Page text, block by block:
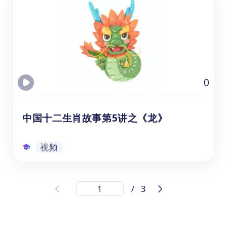
通过观看的生肖牛视频课资源，可以帮助年龄
在3-8岁的幼儿园、学前班和1-3年级的学生，
在学习中文和文化教育时提升他们的听力、词
汇量和理解能力。通过观看视频，学生学习十
二生肖中牛的传说，和它在中国文化的象征寓
0
中国十二生肖故事第5讲之《龙》
视频
中国十二生肖故事第5讲之《龙》
通过观看的生肖龙视频课资源，可以帮助年龄
/ 3